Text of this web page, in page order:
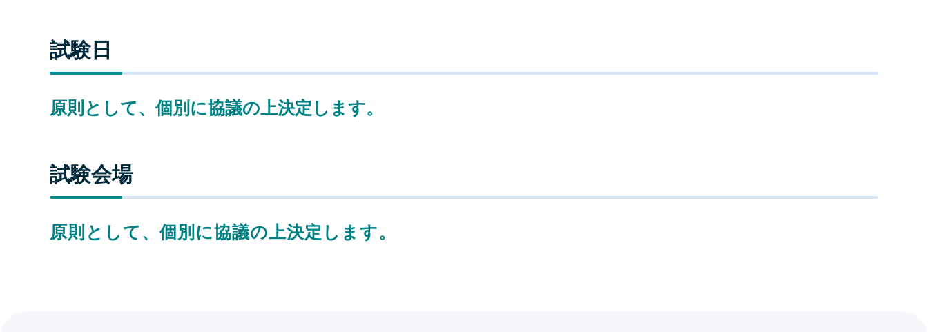
試験日
原則として、個別に協議の上決定します。
試験会場
原則として、個別に協議の上決定します。